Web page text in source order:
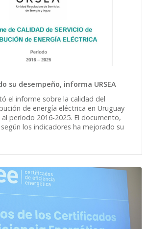
su desempeño, informa URSEA
el informe sobre la calidad del
de energía eléctrica en Uruguay
período 2016-2025. El documento,
los indicadores ha mejorado su